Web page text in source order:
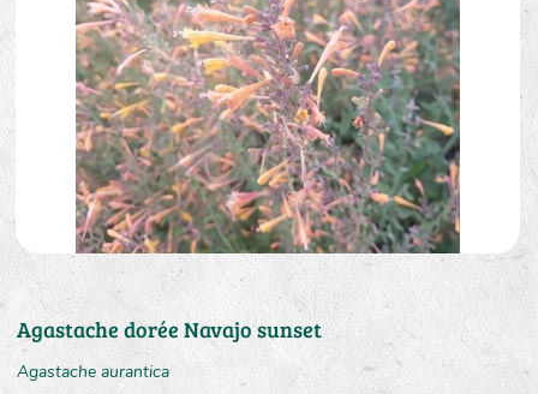
Agastache dorée Navajo sunset
Agastache aurantica